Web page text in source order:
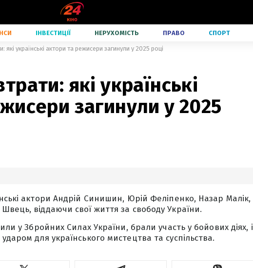
ІНВЕСТИЦІЇ НЕРУХОМІСТЬ ПРАВО СПОРТ
які українські актори та режисери загинули у 2025 році
які українські
загинули у 2025
актори Андрій Синишин, Юрій Феліпенко, Назар Малік,
віддаючи свої життя за свободу України.
у Збройних Силах України, брали участь у бойових діях, і
для українського мистецтва та суспільства.